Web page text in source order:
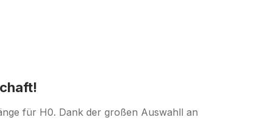
für H0. Dank der großen Auswahll an